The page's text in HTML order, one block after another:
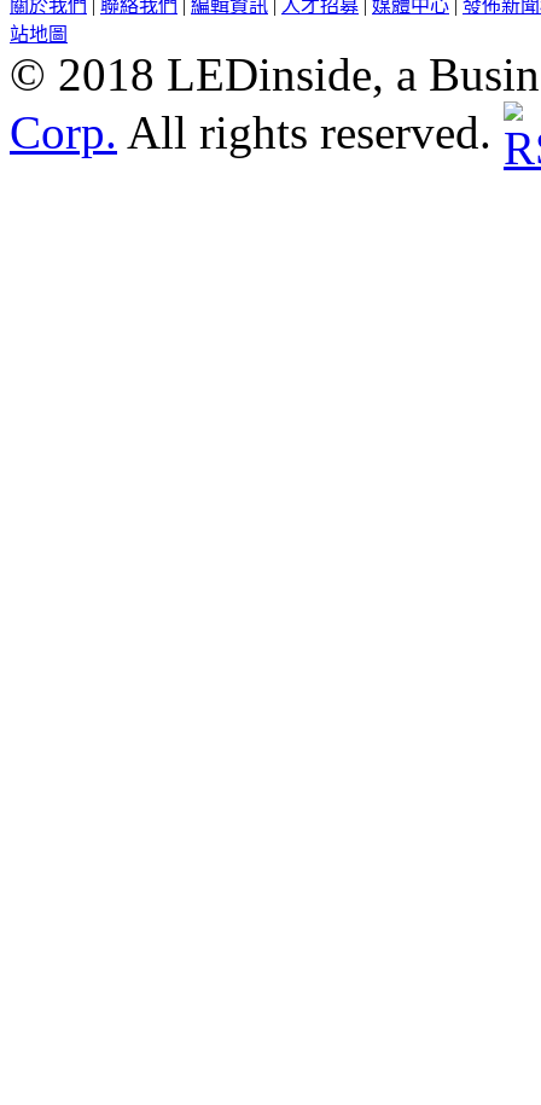
關於我們 | 聯絡我們 | 編輯資訊 | 人才招募 | 媒體中心 | 發佈新
站地圖
© 2018 LEDinside, a
Corp. All rights reserved.